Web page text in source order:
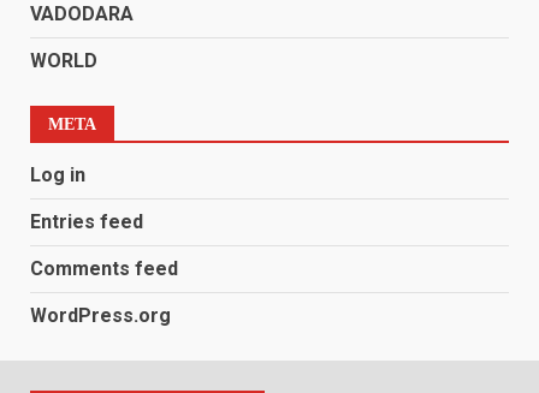
VADODARA
WORLD
META
Log in
Entries feed
Comments feed
WordPress.org